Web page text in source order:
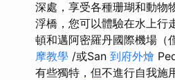
深處，享受各種珊瑚和動物
浮橋，您可以體驗在水上行
頓和邁阿密羅丹國際機場（
摩教學 /或San 到府外燴
有些獨特，但不進行自我施